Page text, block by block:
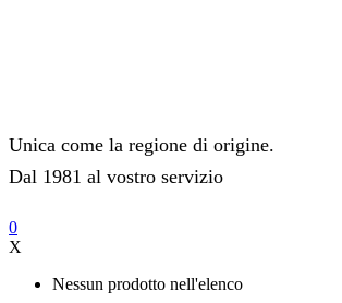
Unica come la regione di origine.
Dal 1981 al vostro servizio
0
X
Nessun prodotto nell'elenco